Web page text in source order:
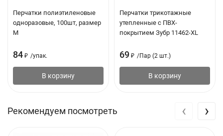
Перчатки полиэтиленовые
одноразовые, 100шт, размер
М
84 ₽ /упак.
В корзину
Перчатки трикотажные
утепленные с ПВХ-
покрытием Зубр 11462-XL
69 ₽ /Пар (2 шт.)
В корзину
Рекомендуем посмотреть ‹ ›